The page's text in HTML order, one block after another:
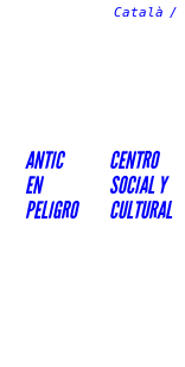
Català
ANTIC
EN
PELIGRO
CENTRO
SOCIAL Y
CULTURAL